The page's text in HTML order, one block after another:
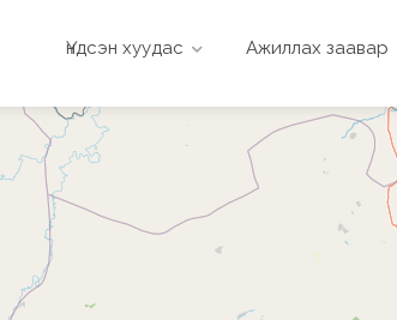
Үндсэн хуудас Ажиллах заавар